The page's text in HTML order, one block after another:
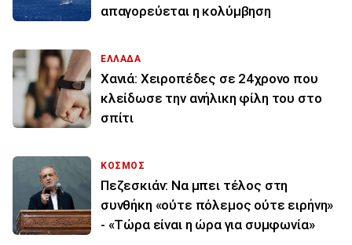
απαγορεύεται η κολύμβηση
ΕΛΛΑΔΑ
Χανιά: Χειροπέδες σε 24χρονο που
κλείδωσε την ανήλικη φίλη του στο
σπίτι
ΚΟΣΜΟΣ
Πεζεσκιάν: Να μπει τέλος στη
συνθήκη «ούτε πόλεμος ούτε ειρήνη»
- «Τώρα είναι η ώρα για συμφωνία»